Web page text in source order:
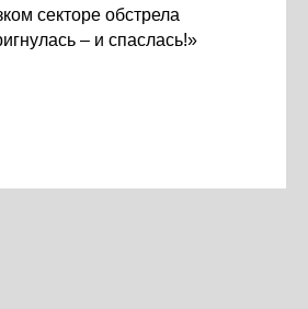
секторе обстрела
– и спаслась!»